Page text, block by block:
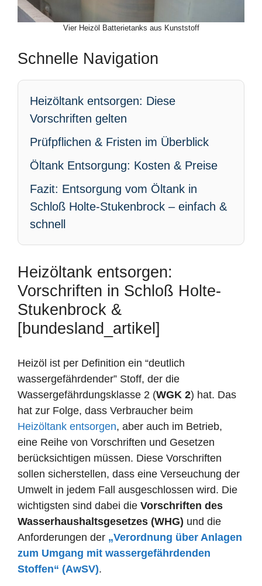
Vier Heizöl Batterietanks aus Kunststoff
Schnelle Navigation
Heizöltank entsorgen: Diese
Vorschriften gelten
Prüfpflichen & Fristen im Überblick
Öltank Entsorgung: Kosten & Preise
Fazit: Entsorgung vom Öltank in
Schloß Holte-Stukenbrock – einfach &
schnell
Heizöltank entsorgen:
Vorschriften in Schloß Holte-
Stukenbrock &
[bundesland_artikel]
Heizöl ist per Definition ein “deutlich
wassergefährdender” Stoff, der die
Wassergefährdungsklasse 2 (WGK 2) hat. Das
hat zur Folge, dass Verbraucher beim
Heizöltank entsorgen, aber auch im Betrieb,
eine Reihe von Vorschriften und Gesetzen
berücksichtigen müssen. Diese Vorschriften
sollen sicherstellen, dass eine Verseuchung der
Umwelt in jedem Fall ausgeschlossen wird. Die
wichtigsten sind dabei die Vorschriften des
Wasserhaushaltsgesetzes (WHG) und die
Anforderungen der „Verordnung über Anlagen
zum Umgang mit wassergefährdenden
Stoffen“ (AwSV).